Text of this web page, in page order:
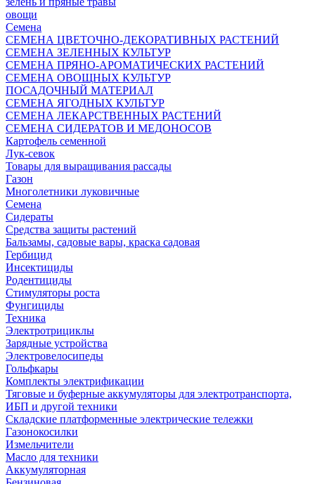
овощи
Семена
СЕМЕНА ЦВЕТОЧНО-ДЕКОРАТИВНЫХ РАСТЕНИЙ
СЕМЕНА ЗЕЛЕННЫХ КУЛЬТУР
СЕМЕНА ПРЯНО-АРОМАТИЧЕСКИХ РАСТЕНИЙ
СЕМЕНА ОВОЩНЫХ КУЛЬТУР
ПОСАДОЧНЫЙ МАТЕРИАЛ
СЕМЕНА ЯГОДНЫХ КУЛЬТУР
СЕМЕНА ЛЕКАРСТВЕННЫХ РАСТЕНИЙ
СЕМЕНА СИДЕРАТОВ И МЕДОНОСОВ
Картофель семенной
Лук-севок
Товары для выращивания рассады
Газон
Многолетники луковичные
Семена
Сидераты
Средства защиты растений
Бальзамы, садовые вары, краска садовая
Гербицид
Инсектициды
Родентициды
Стимуляторы роста
Фунгициды
Техника
Электротрициклы
Зарядные устройства
Электровелосипеды
Гольфкары
Комплекты электрификации
Тяговые и буферные аккумуляторы для электротранспорта,
ИБП и другой техники
Складские платформенные электрические тележки
Газонокосилки
Измельчители
Масло для техники
Аккумуляторная